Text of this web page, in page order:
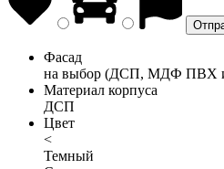
Фасад
на выбор (ДСП, МДФ ПВХ
Материал корпуса
ДСП
Цвет
<
Темный